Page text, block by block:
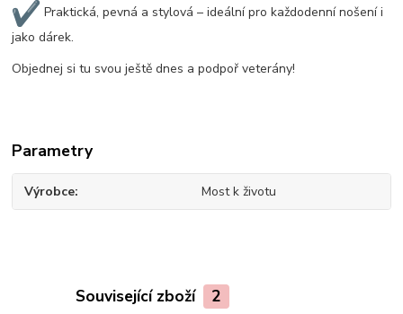
Praktická, pevná a stylová – ideální pro každodenní nošení i
jako dárek.
Objednej si tu svou ještě dnes a podpoř veterány!
Parametry
Výrobce Most k životu
Související zboží 2